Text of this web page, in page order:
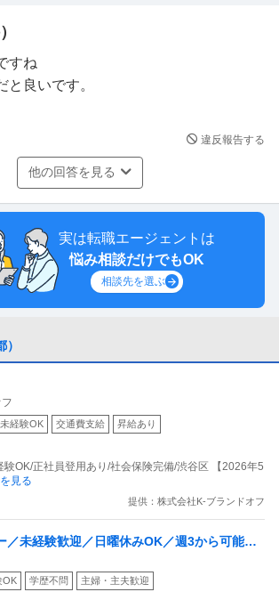
的でしょうか
すね
と良いです。
違反報告する
他の回答を見る
実は転職エージェントは
悩み相談だけでもOK
相談先を選ぶ
未経験OK 交通費支給 昇給あり
験OK/正社員登用あり/社会保険完備/渋谷区 【2026年5
見る
提供：株式会社K-ブランドオフ
／未経験歓迎／日曜休みOK／週3から可能／
OK 学歴不問 主婦・主夫歓迎